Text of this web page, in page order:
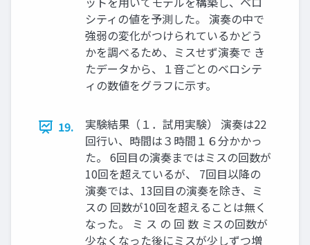
シティの値を予測した。 演奏の中で
強弱の変化がつけられているかどう
かを調べるため、ミスせず演奏で き
たデータから、１音ごとのベロシテ
ィの数値をグラフに示す。
19.
実験結果（１．試用実験） 演奏は22
回行い、時間は３時間１６分かかっ
た。 6回目の演奏まではミスの回数が
10回を超えているが、 7回目以降の
演奏では、13回目の演奏を除き、ミ
スの 回数が10回を超えることは無く
なった。 ミ ス の 回 数 ミスの回数が
少なくなった後にミスが少しずつ増